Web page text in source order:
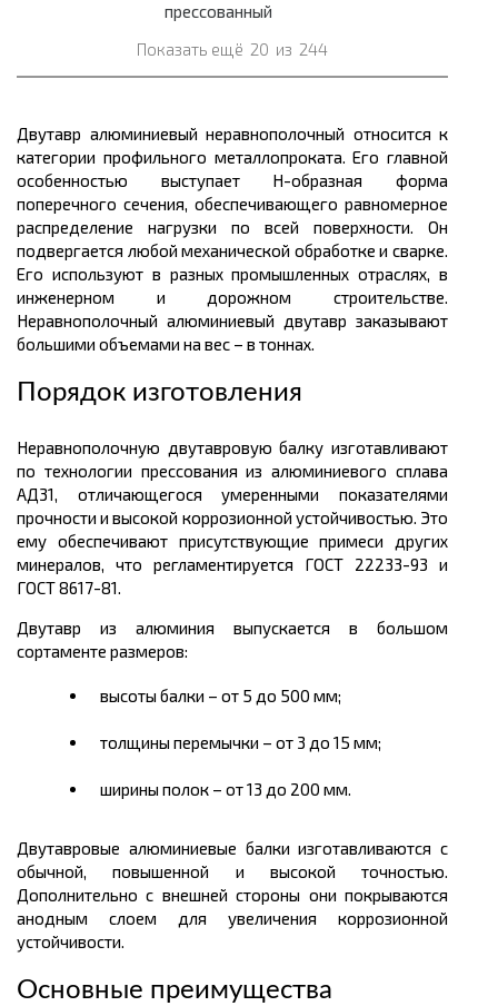
прессованный
Показать ещё 20 из 244
Двутавр алюминиевый неравнополочный относится к
категории профильного металлопроката. Его главной
особенностью выступает Н-образная форма
поперечного сечения, обеспечивающего равномерное
распределение нагрузки по всей поверхности. Он
подвергается любой механической обработке и сварке.
Его используют в разных промышленных отраслях, в
инженерном и дорожном строительстве.
Неравнополочный алюминиевый двутавр заказывают
большими объемами на вес – в тоннах.
Порядок изготовления
Неравнополочную двутавровую балку изготавливают
по технологии прессования из алюминиевого сплава
АД31, отличающегося умеренными показателями
прочности и высокой коррозионной устойчивостью. Это
ему обеспечивают присутствующие примеси других
минералов, что регламентируется ГОСТ 22233-93 и
ГОСТ 8617-81.
Двутавр из алюминия выпускается в большом
сортаменте размеров:
высоты балки – от 5 до 500 мм;
толщины перемычки – от 3 до 15 мм;
ширины полок – от 13 до 200 мм.
Двутавровые алюминиевые балки изготавливаются с
обычной, повышенной и высокой точностью.
Дополнительно с внешней стороны они покрываются
анодным слоем для увеличения коррозионной
устойчивости.
Основные преимущества